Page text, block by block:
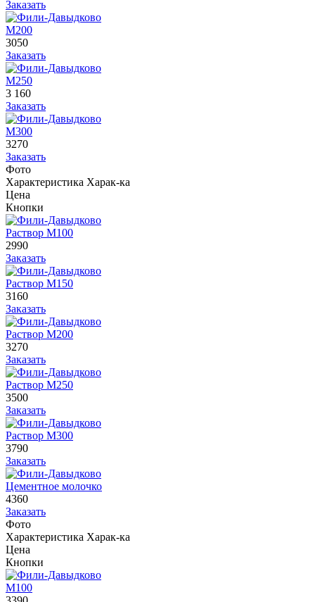
Заказать
М200
3050
Заказать
М250
3 160
Заказать
М300
3270
Заказать
Фото
Характеристика Харак-ка
Цена
Кнопки
Раствор М100
2990
Заказать
Раствор М150
3160
Заказать
Раствор М200
3270
Заказать
Раствор М250
3500
Заказать
Раствор М300
3790
Заказать
Цементное молочко
4360
Заказать
Фото
Характеристика Харак-ка
Цена
Кнопки
М100